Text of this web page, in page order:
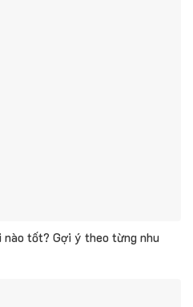
nào tốt? Gợi ý theo từng nhu